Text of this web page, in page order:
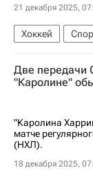
21 декабря 2025,
Хоккей
Райан Макдона
Каролина
Две передачи
"Каролине"
"Каролина
матче
(НХЛ).
18 декабря 2025,